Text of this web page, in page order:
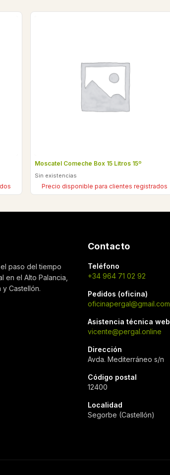
Moscatel Comeche Box 15 Litros 15º
Sin existencias
Precio disponible para clientes registrados
paso del tiempo
en el Alto Palancia,
y Castellón.
Contacto
Teléfono
+34 964 71 02 92
Pedidos (oficina)
oficinapergal@gmail.com
Asistencia técnica web
vicente@pergal.online
Dirección
Avda. Mediterráneo s/n
Código postal
12400
Localidad
Segorbe (Castellón)